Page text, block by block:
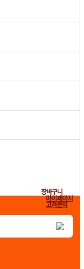
장바구니
마이페이지
고객문의